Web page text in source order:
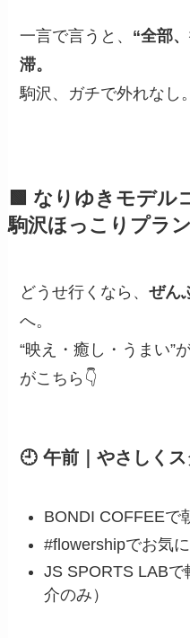
一言で言うと、 “全部
滞。
駒沢、ガチで外れなし。
🟩 なりゆきモデル
駒沢ほっこりプラン
どうせ行くなら、ぜん
へ。
“映え・癒し・うまい”
がこちら👇
🕘 午前｜やさしくス
BONDI COFFEEで
#flowershipでお気
JS SPORTS LAB
介のみ）